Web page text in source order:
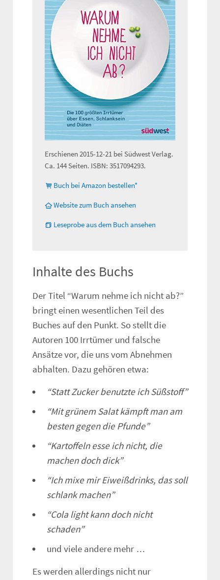
Erschienen 2015-12-21 bei Südwest Verlag.
Ca. 144 Seiten. ISBN: 3517094293.
Buch bei Amazon bestellen*
Website zum Buch ansehen
Leseprobe aus dem Buch ansehen
Inhalte des Buchs
Der Titel “Warum nehme ich nicht ab?”
bringt einen wesentlichen Teil des
Buches auf den Punkt. So stellt die
Autoren 100 Irrtümer und falsche
Ansätze vor, die uns vom Abnehmen
abhalten. Dazu gehören etwa:
“Statt Zucker benutzte ich Süßstoff”
“Mit grünem Salat kämpft man am
besten gegen die Pfunde”
“Kartoffeln esse ich nicht, die
machen doch dick”
“Ich mixe mir Eiweißdrinks, das soll
schlank machen”
“Cola light kann doch nicht
schaden”
und viele andere mehr …
Es werden allerdings nicht nur